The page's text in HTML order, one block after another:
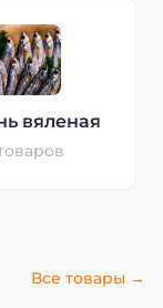
вяленая
Все товары →